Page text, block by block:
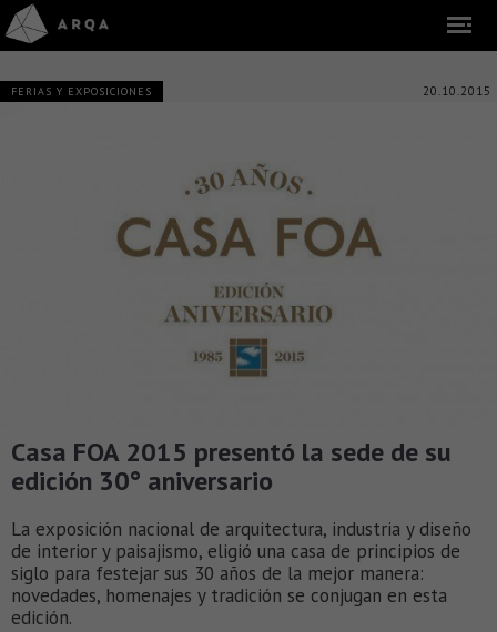
FERIAS Y EXPOSICIONES 20.10.2015
Casa FOA 2015 presentó la sede de su
edición 30° aniversario
La exposición nacional de arquitectura, industria y diseño
de interior y paisajismo, eligió una casa de principios de
siglo para festejar sus 30 años de la mejor manera:
novedades, homenajes y tradición se conjugan en esta
edición.